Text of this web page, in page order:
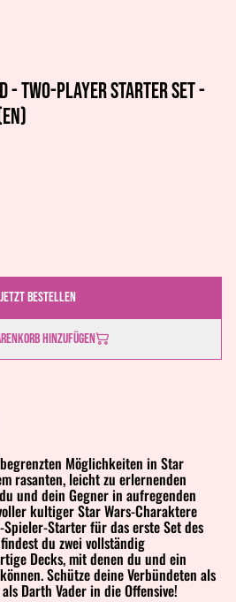
- Two-Player Starter Set -
Jetzt bestellen
hinzufügen
Möglichkeiten in Star
rasanten, leicht zu erlernenden
und dein Gegner in aufregenden
kultiger Star Wars-Charaktere
Spieler-Starter für das erste Set des
du zwei vollständig
Decks, mit denen du und ein
Schütze deine Verbündeten als
Darth Vader in die Offensive!